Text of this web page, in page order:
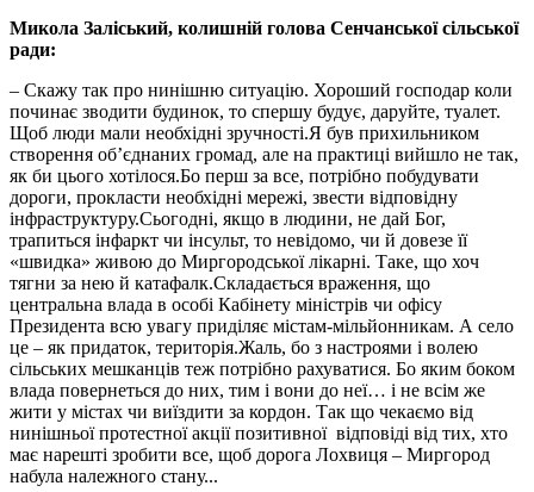
Микола Заліський, колишній голова Сенчанської сільської
ради:
– Скажу так про нинішню ситуацію. Хороший господар коли
починає зводити будинок, то спершу будує, даруйте, туалет.
Щоб люди мали необхідні зручності.Я був прихильником
створення об’єднаних громад, але на практиці вийшло не так,
як би цього хотілося.Бо перш за все, потрібно побудувати
дороги, прокласти необхідні мережі, звести відповідну
інфраструктуру.Сьогодні, якщо в людини, не дай Бог,
трапиться інфаркт чи інсульт, то невідомо, чи й довезе її
«швидка» живою до Миргородської лікарні. Таке, що хоч
тягни за нею й катафалк.Складається враження, що
центральна влада в особі Кабінету міністрів чи офісу
Президента всю увагу приділяє містам-мільйонникам. А село
це – як придаток, територія.Жаль, бо з настроями і волею
сільських мешканців теж потрібно рахуватися. Бо яким боком
влада повернеться до них, тим і вони до неї… і не всім же
жити у містах чи виїздити за кордон. Так що чекаємо від
нинішньої протестної акції позитивної відповіді від тих, хто
має нарешті зробити все, щоб дорога Лохвиця – Миргород
набула належного стану...